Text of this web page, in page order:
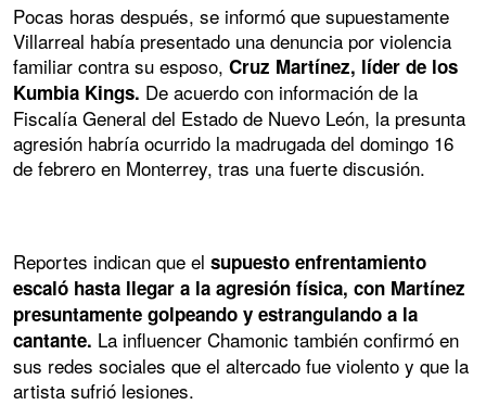
Pocas horas después, se informó que supuestamente
Villarreal había presentado una denuncia por violencia
familiar contra su esposo, Cruz Martínez, líder de los
Kumbia Kings. De acuerdo con información de la
Fiscalía General del Estado de Nuevo León, la presunta
agresión habría ocurrido la madrugada del domingo 16
de febrero en Monterrey, tras una fuerte discusión.
Reportes indican que el supuesto enfrentamiento
escaló hasta llegar a la agresión física, con Martínez
presuntamente golpeando y estrangulando a la
cantante. La influencer Chamonic también confirmó en
sus redes sociales que el altercado fue violento y que la
artista sufrió lesiones.